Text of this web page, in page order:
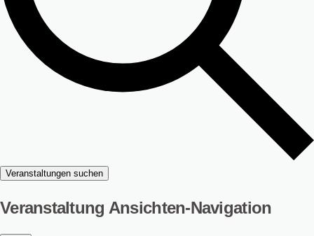
Veranstaltungen suchen
Veranstaltung Ansichten-Navigation